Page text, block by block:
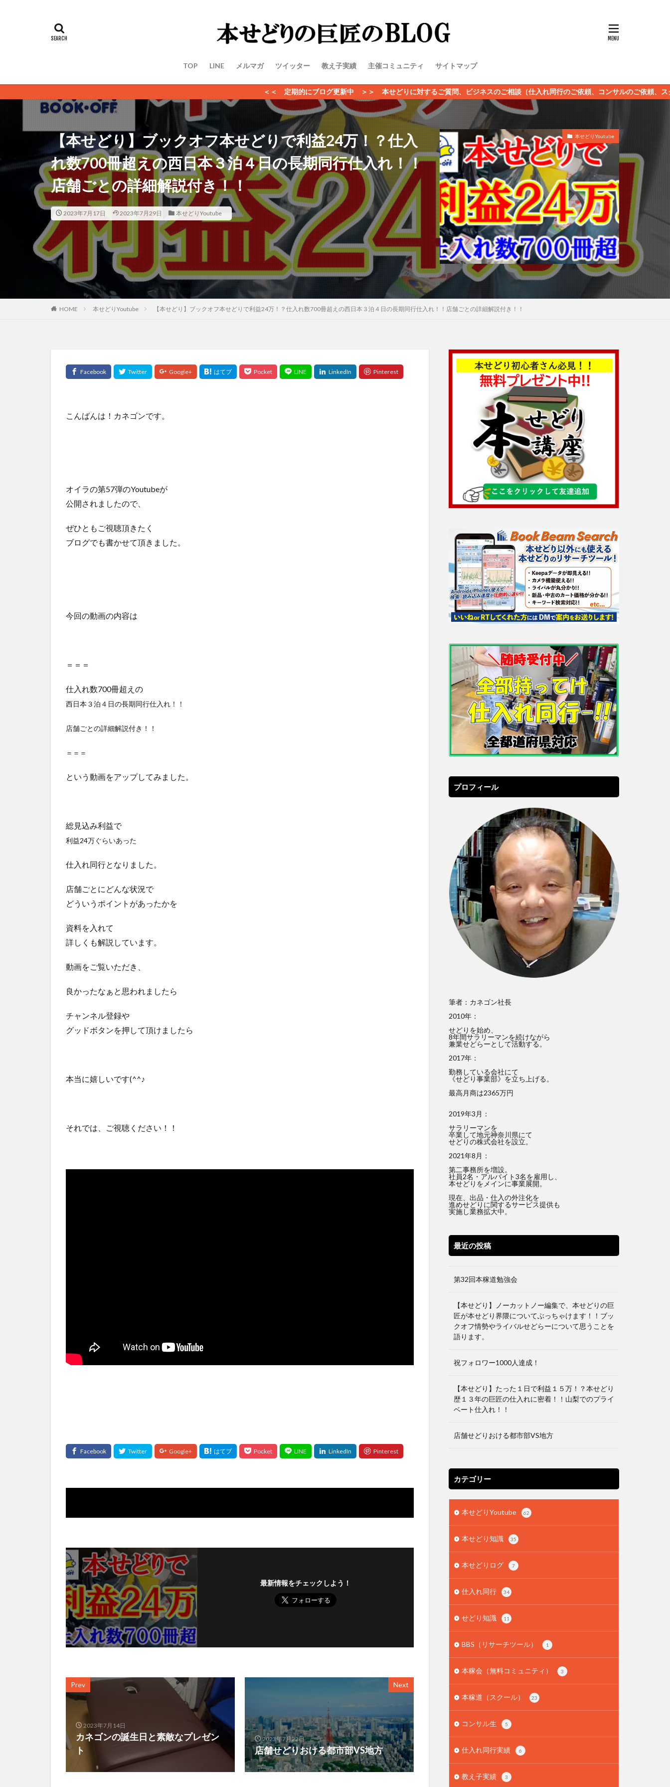
TOP LINE メルマガ ツイッター 教え子実績 主催コミュニティ サイトマップ
＜＜ 定期的にブログ更新中 ＞＞ 本せどりに対するご質問、ビジネスのご相談（仕入れ同行のご依頼、コンサルのご依頼、スクールのご希望）など
【本せどり】ブックオフ本せどりで利益24万！？仕入
れ数700冊超えの西日本３泊４日の長期同行仕入れ！！
店舗ごとの詳細解説付き！！
2023年7月17日 2023年7月29日 本せどりYoutube
本せどりYoutube
HOME 本せどりYoutube 【本せどり】ブックオフ本せどりで利益24万！？仕入れ数700冊超えの西日本３泊４日の長期同行仕入れ！！店舗ごとの詳細解説付き！！
こんばんは！カネゴンです。
オイラの第57弾のYoutubeが
公開されましたので、
ぜひともご視聴頂きたく
ブログでも書かせて頂きました。
今回の動画の内容は
＝＝＝
仕入れ数700冊超えの
西日本３泊４日の長期同行仕入れ！！
店舗ごとの詳細解説付き！！
＝＝＝
という動画をアップしてみました。
総見込み利益で
利益24万ぐらいあった
仕入れ同行となりました。
店舗ごとにどんな状況で
どういうポイントがあったかを
資料を入れて
詳しくも解説しています。
動画をご覧いただき、
良かったなぁと思われましたら
チャンネル登録や
グッドボタンを押して頂けましたら
本当に嬉しいです(^^♪
それでは、ご視聴ください！！
最新情報をチェックしよう！
Prev
2023年7月14日
カネゴンの誕生日と素敵なプレゼン
ト
Next
2023年7月22日
店舗せどりおける都市部VS地方
プロフィール
筆者：カネゴン社長
2010年：
せどりを始め、
8年間サラリーマンを続けながら
兼業せどらーとして活動する。
2017年：
勤務している会社にて
《せどり事業部》を立ち上げる。
最高月商は2365万円
2019年3月：
サラリーマンを
卒業して地元神奈川県にて
せどりの株式会社を設立。
2021年8月：
第二事務所を増設。
社員2名・アルバイト3名を雇用し、
本せどりをメインに事業展開。
現在、出品・仕入の外注化を
進めせどりに関するサービス提供も
実施し業務拡大中。
最近の投稿
第32回本稼道勉強会
【本せどり】ノーカットノー編集で、本せどりの巨
匠が本せどり界隈についてぶっちゃけます！！ブッ
クオフ情勢やライバルせどらーについて思うことを
語ります。
祝フォロワー1000人達成！
【本せどり】たった１日で利益１５万！？本せどり
歴１３年の巨匠の仕入れに密着！！山梨でのプライ
ベート仕入れ！！
店舗せどりおける都市部VS地方
カテゴリー
本せどりYoutube 62
本せどり知識 35
本せどりログ 7
仕入れ同行 34
せどり知識 11
BBS（リサーチツール） 1
本稼会（無料コミュニティ） 3
本稼道（スクール） 23
コンサル生 5
仕入れ同行実績 6
教え子実績 3